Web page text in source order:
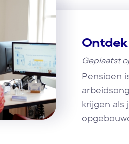
Geplaatst
Pensioen
krijgen als